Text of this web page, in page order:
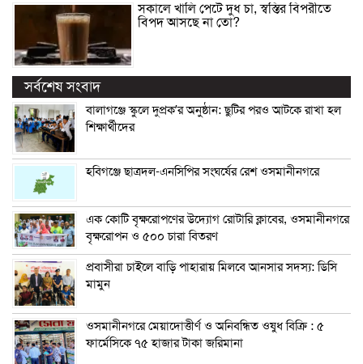
সকালে খালি পেটে দুধ চা, স্বস্তির বিপরীতে
বিপদ আসছে না তো?
সর্বশেষ সংবাদ
বালাগঞ্জে স্কুলে দুপ্রক’র অনুষ্ঠান: ছুটির পরও আটকে রাখা হল
শিক্ষার্থীদের
হবিগঞ্জে ছাত্রদল-এনসিপির সংঘর্ষের রেশ ওসমানীনগরে
এক কোটি বৃক্ষরোপণের উদ্যোগ রোটারি ক্লাবের, ওসমানীনগরে
বৃক্ষরোপন ও ৫০০ চারা বিতরণ
প্রবাসীরা চাইলে বাড়ি পাহারায় মিলবে আনসার সদস্য: ডিসি
মামুন
ওসমানীনগরে মেয়াদোত্তীর্ণ ও অনিবন্ধিত ওষুধ বিক্রি : ৫
ফার্মেসিকে ৭৫ হাজার টাকা জরিমানা